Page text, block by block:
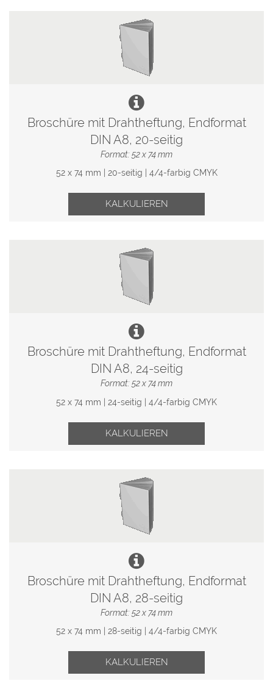
Broschüre mit Drahtheftung, Endformat
DIN A8, 20-seitig
Format: 52 x 74 mm
52 x 74 mm | 20-seitig | 4/4-farbig CMYK
KALKULIEREN
Broschüre mit Drahtheftung, Endformat
DIN A8, 24-seitig
Format: 52 x 74 mm
52 x 74 mm | 24-seitig | 4/4-farbig CMYK
KALKULIEREN
Broschüre mit Drahtheftung, Endformat
DIN A8, 28-seitig
Format: 52 x 74 mm
52 x 74 mm | 28-seitig | 4/4-farbig CMYK
KALKULIEREN